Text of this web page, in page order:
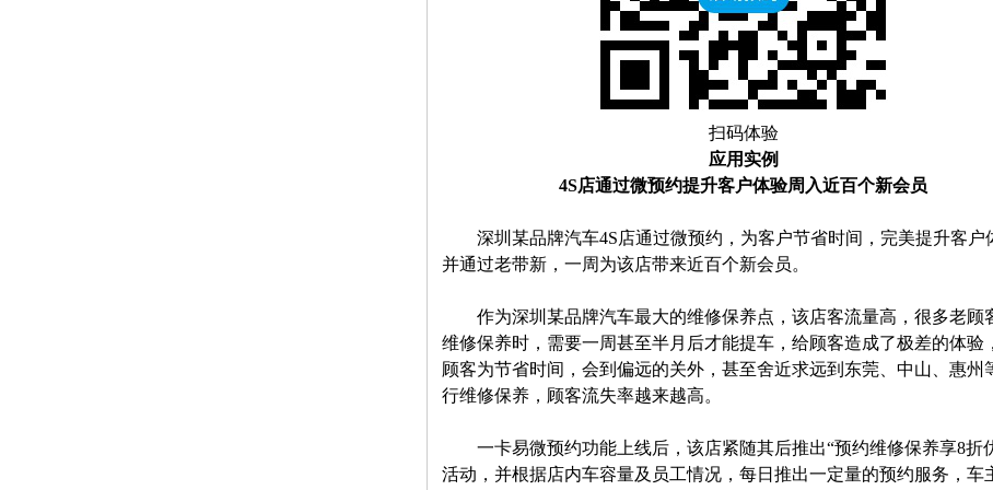
扫码体验
应用实例
4S店通过微预约提升客户体验周入近百个新会员
深圳某品牌汽车4S店通过微预约，为客户节省时间，完美提升客户
并通过老带新，一周为该店带来近百个新会员。
作为深圳某品牌汽车最大的维修保养点，该店客流量高，很多老顾
维修保养时，需要一周甚至半月后才能提车，给顾客造成了极差的体验
顾客为节省时间，会到偏远的关外，甚至舍近求远到东莞、中山、惠州
行维修保养，顾客流失率越来越高。
一卡易微预约功能上线后，该店紧随其后推出“预约维修保养享8折
活动，并根据店内车容量及员工情况，每日推出一定量的预约服务，车